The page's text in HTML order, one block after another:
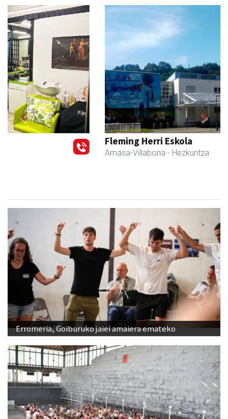
Fleming Herri Eskola
- Hezkuntza
Previous Next
Erromeria, Goiburuko jaiei amaiera emateko